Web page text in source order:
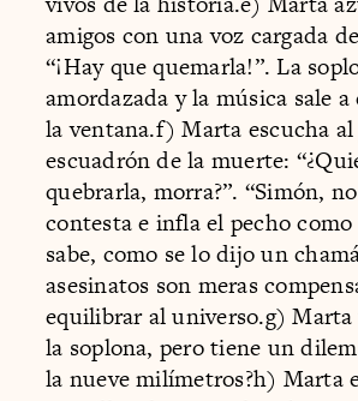
amigos con una voz cargada
“¡Hay que quemarla!”. La
amordazada y la música sale
la ventana.f) Marta escucha
escuadrón de la muerte:
quebrarla, morra?”. “Simón,
contesta e infla el pecho
sabe, como se lo dijo un
asesinatos son meras
equilibrar al universo.g) Marta
la soplona, pero tiene un
la nueve milímetros?h) Marta